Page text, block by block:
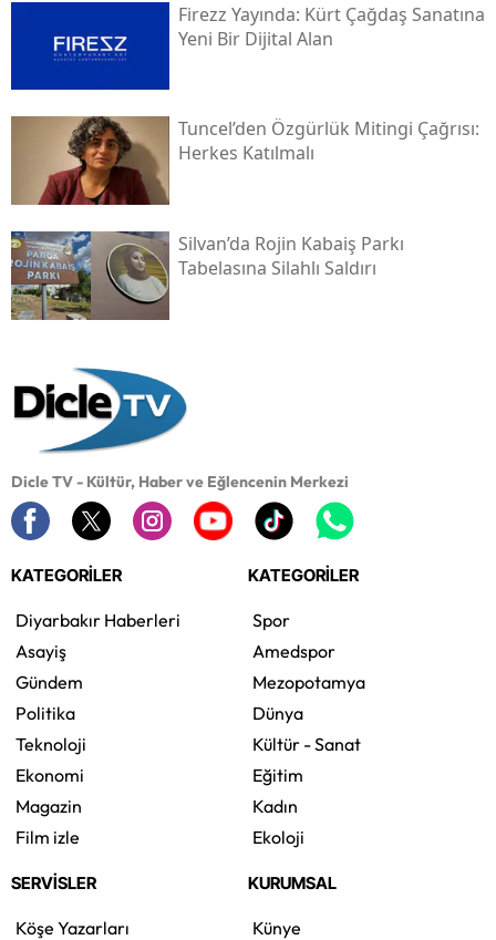
Firezz Yayında: Kürt Çağdaş Sanatına
Yeni Bir Dijital Alan
Tuncel’den Özgürlük Mitingi Çağrısı:
Herkes Katılmalı
Silvan’da Rojin Kabaiş Parkı
Tabelasına Silahlı Saldırı
Dicle TV - Kültür, Haber ve Eğlencenin Merkezi
KATEGORİLER
Diyarbakır Haberleri
Asayiş
Gündem
Politika
Teknoloji
Ekonomi
Magazin
Film izle
KATEGORİLER
Spor
Amedspor
Mezopotamya
Dünya
Kültür - Sanat
Eğitim
Kadın
Ekoloji
SERVİSLER
Köşe Yazarları
KURUMSAL
Künye